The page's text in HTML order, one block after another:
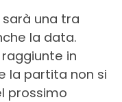
una tra
la data.
in
la partita non si
prossimo